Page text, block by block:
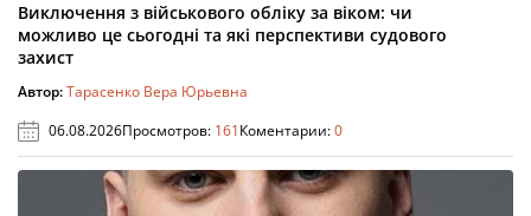
Виключення з військового обліку за віком: чи
можливо це сьогодні та які перспективи судового
захист
Автор:Тарасенко Вера Юрьевна
06.08.2026Просмотров: 161Коментарии:0